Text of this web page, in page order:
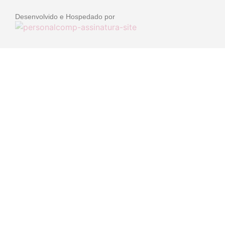
Desenvolvido e Hospedado por